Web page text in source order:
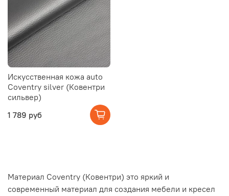
Искусственная кожа auto
Coventry silver (Ковентри
сильвер)
1 789 руб
Материал Coventry (Ковентри) это яркий и
современный материал для создания мебели и кресел